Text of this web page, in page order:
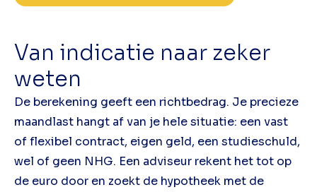
Van indicatie naar zeker
weten
De berekening geeft een richtbedrag. Je precieze
maandlast hangt af van je hele situatie: een vast
of flexibel contract, eigen geld, een studieschuld,
wel of geen NHG. Een adviseur rekent het tot op
de euro door en zoekt de hypotheek met de